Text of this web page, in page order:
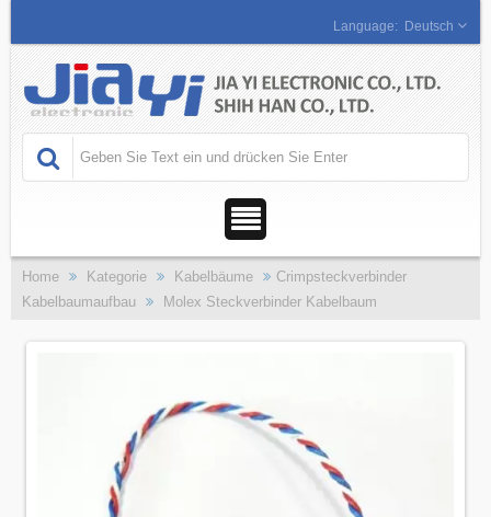
Deutsch
Home Kategorie Kabelbäume
Crimpsteckverbinder
Kabelbaumaufbau
Molex Steckverbinder Kabelbaum